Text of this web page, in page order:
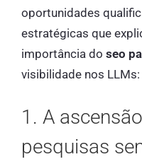
oportunidades
estratégicas que
importância do seo
visibilidade nos LLMs:
1. A
pesquisas